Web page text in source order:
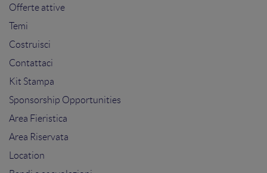
Offerte attive
Temi
Costruisci
Contattaci
Kit Stampa
Sponsorship Opportunities
Area Fieristica
Area Riservata
Location